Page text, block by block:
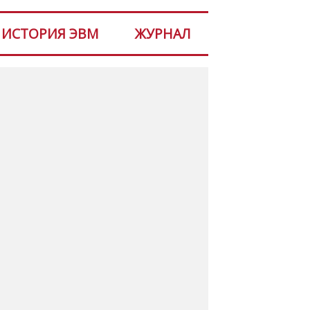
ИСТОРИЯ ЭВМ ЖУРНАЛ